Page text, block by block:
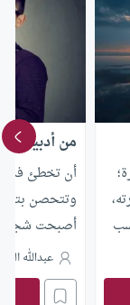
من أدبيات
أن تخطئ
وتتحصن
أصبحت شجاعة
مجتمعاتنا؟
عبدالله